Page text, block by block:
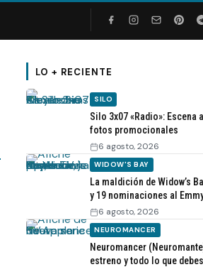
LO + RECIENTE
SILO
Silo 3x07 «Radio»: Escena
fotos promocionales
6 agosto, 2026
WIDOW'S BAY
La maldición de Widow’s
y 19 nominaciones al
6 agosto, 2026
NEUROMANCER
Neuromancer
estreno y todo lo que